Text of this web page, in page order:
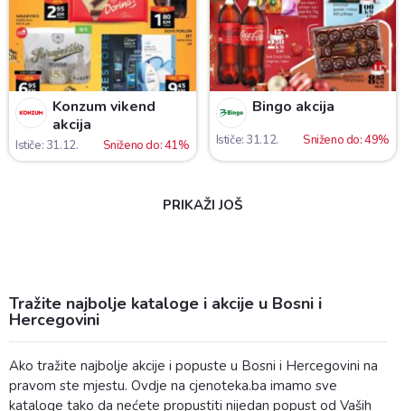
Konzum vikend
akcija
Ističe: 31.12. Sniženo do: 41%
Bingo akcija
Ističe: 31.12. Sniženo do: 49%
PRIKAŽI JOŠ
Tražite najbolje kataloge i akcije u Bosni i
Hercegovini
Ako tražite najbolje akcije i popuste u Bosni i Hercegovini na
pravom ste mjestu. Ovdje na cjenoteka.ba imamo sve
kataloge tako da nećete propustiti nijedan popust od Vaših